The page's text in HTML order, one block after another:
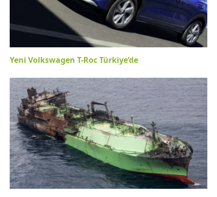
Yeni Volkswagen T-Roc Türkiye’de